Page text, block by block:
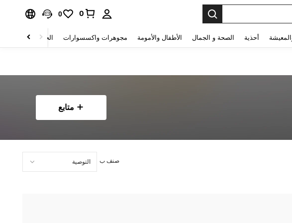
0
0
أحذية الصحة و الجمال الأطفال والأمومة مجوهرات واكسسوارات الحقائب والأمتعة
متابع
صنف ب